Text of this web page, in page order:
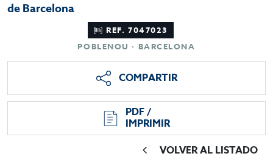
de Barcelona
REF. 7047023
POBLENOU · BARCELONA
COMPARTIR
PDF /
IMPRIMIR
VOLVER AL LISTADO